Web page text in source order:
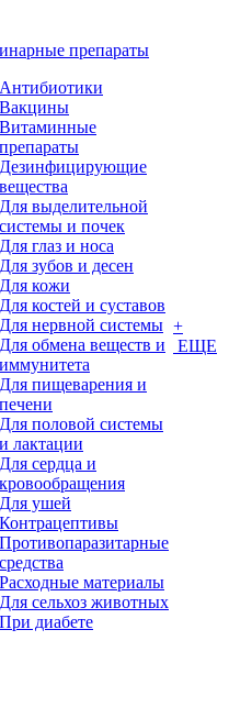
препараты
Антибиотики
Вакцины
Витаминные
препараты
Дезинфицирующие
вещества
Для выделительной
системы и почек
Для глаз и носа
Для зубов и десен
Для кожи
Для костей и суставов
Для нервной системы
Для обмена веществ и
иммунитета
Для пищеварения и
печени
Для половой системы
и лактации
Для сердца и
кровообращения
Для ушей
Контрацептивы
Противопаразитарные
средства
Расходные материалы
Для сельхоз животных
При диабете
+
ЕЩЕ